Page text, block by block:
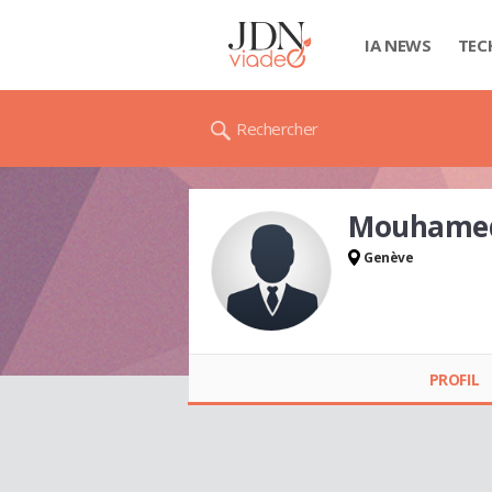
IA NEWS
Rechercher
Genève
PROFIL